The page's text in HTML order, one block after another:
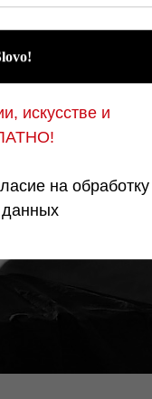
искусстве и
на обработку